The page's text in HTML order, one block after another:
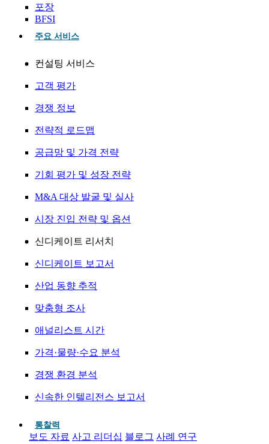
포장
BFSI
주요 서비스
컨설팅 서비스
고객 평가
경쟁 정보
전략적 로드맵
공급망 및 가격 전략
기회 평가 및 성장 전략
M&A 대상 발굴 및 실사
시장 진입 전략 및 옵션
신디케이트 리서치
신디케이트 보고서
산업 동향 추적
맞춤형 조사
애널리스트 시간
가격·물량·수요 분석
경쟁 환경 분석
신속한 인텔리전스 보고서
통찰력
보도 자료 사고 리더십 블로그 사례 연구